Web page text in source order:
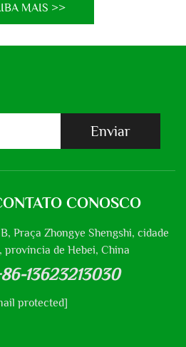
MAIS >>
Enviar
CONOSCO
Praça Zhongye Shengshi, cidade
província de Hebei, China
13623213030
protected]